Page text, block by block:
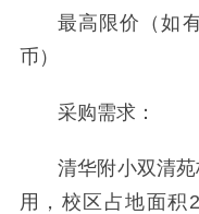
最高限价（如
币）
采购需求：
清华附小双清
用，校区占地面积